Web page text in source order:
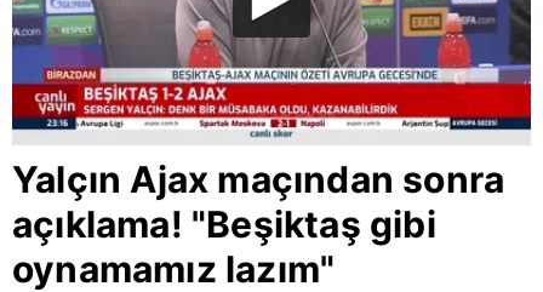
Yalçın Ajax maçından sonra
açıklama! "Beşiktaş gibi
oynamamız lazım"